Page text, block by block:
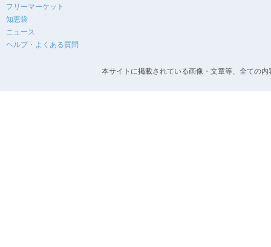
フリーマーケット
知恵袋
ニュース
ヘルプ・よくある質問
本サイトに掲載されている画像・文章等、全ての